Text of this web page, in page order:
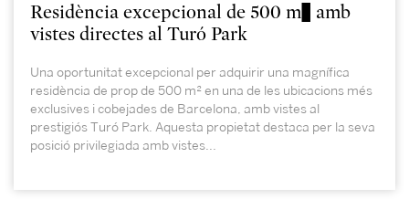
Residència excepcional de 500 m² amb
vistes directes al Turó Park
Una oportunitat excepcional per adquirir una magnífica
residència de prop de 500 m² en una de les ubicacions més
exclusives i cobejades de Barcelona, amb vistes al
prestigiós Turó Park. Aquesta propietat destaca per la seva
posició privilegiada amb vistes...